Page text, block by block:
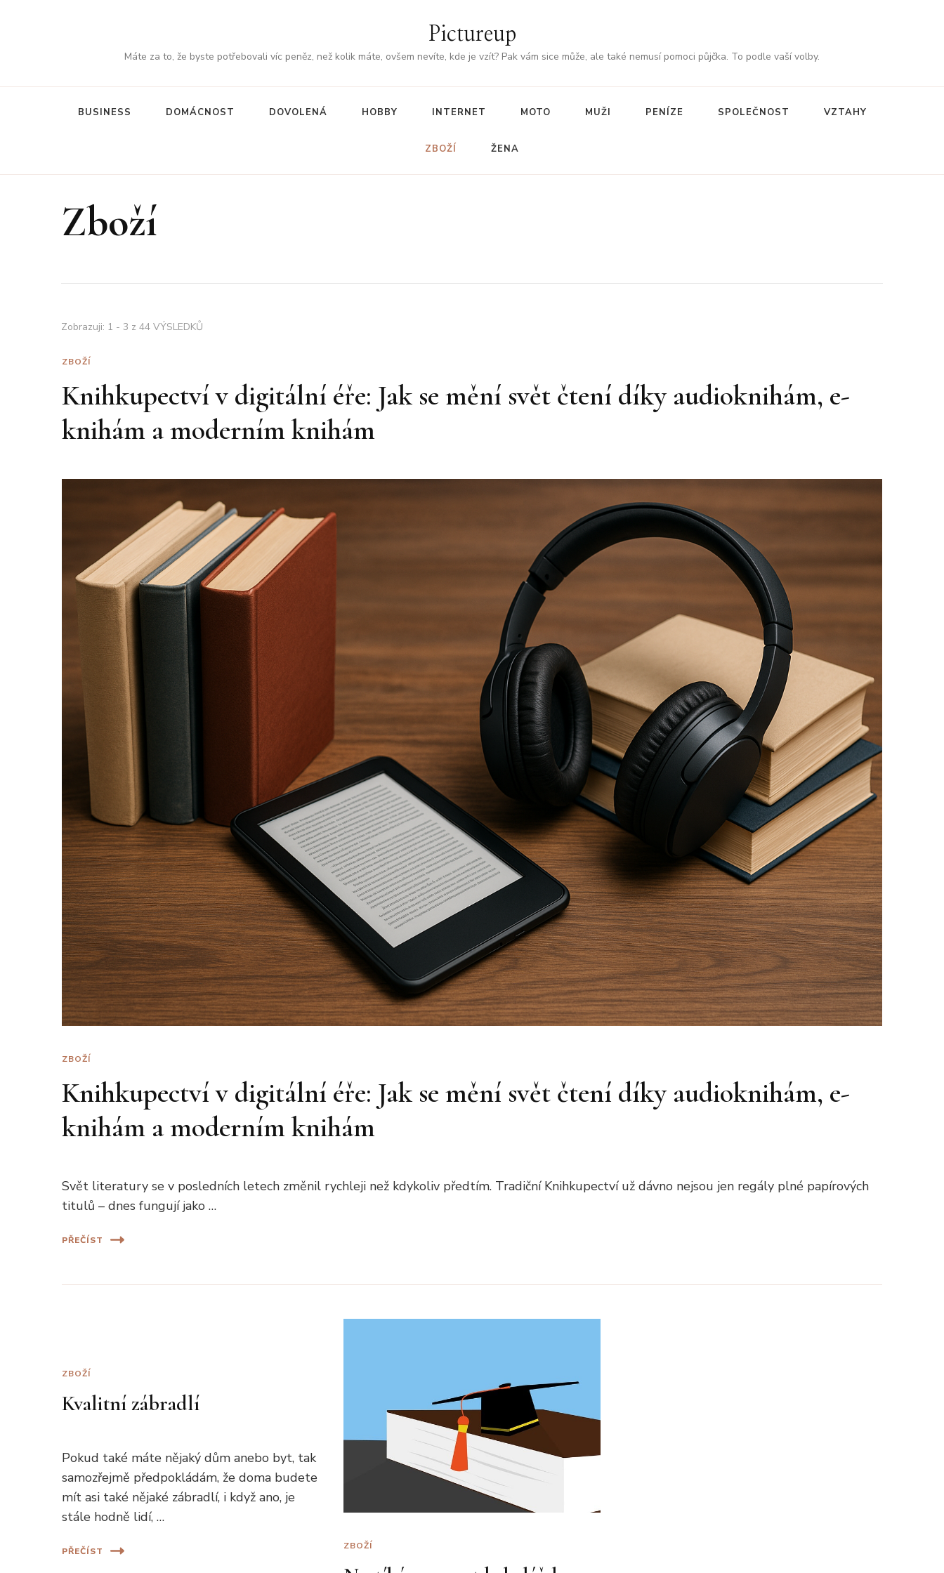
Pictureup
Máte za to, že byste potřebovali víc peněz, než kolik máte, ovšem nevíte, kde je vzít? Pak vám sice může, ale také nemusí pomoci půjčka. To podle vaší volby.
BUSINESS DOMÁCNOST DOVOLENÁ HOBBY INTERNET MOTO MUŽI PENÍZE SPOLEČNOST VZTAHY
ZBOŽÍ ŽENA
Zboží
Zobrazuji: 1 - 3 z 44 VÝSLEDKŮ
ZBOŽÍ
Knihkupectví v digitální éře: Jak se mění svět čtení díky audioknihám, e-
knihám a moderním knihám
ZBOŽÍ
Knihkupectví v digitální éře: Jak se mění svět čtení díky audioknihám, e-
knihám a moderním knihám
Svět literatury se v posledních letech změnil rychleji než kdykoliv předtím. Tradiční Knihkupectví už dávno nejsou jen regály plné papírových
titulů – dnes fungují jako …
PŘEČÍST
ZBOŽÍ
Kvalitní zábradlí
Pokud také máte nějaký dům anebo byt, tak
samozřejmě předpokládám, že doma budete
mít asi také nějaké zábradlí, i když ano, je
stále hodně lidí, …
PŘEČÍST ZBOŽÍ